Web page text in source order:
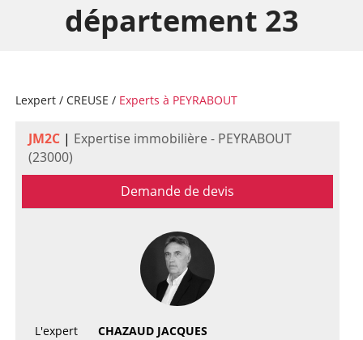
département 23
Lexpert/ CREUSE / Experts à PEYRABOUT
JM2C| Expertise immobilière - PEYRABOUT
(23000)
Demande de devis
L'expert
CHAZAUD JACQUES